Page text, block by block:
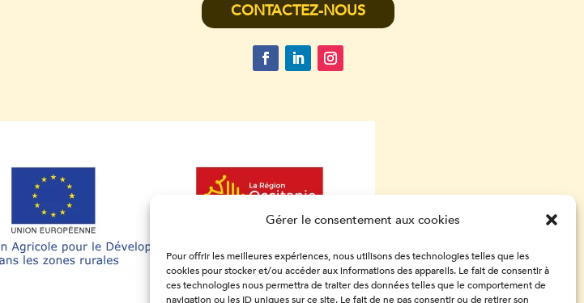
Gérer le consentement aux cookies
Pour offrir les meilleures expériences, nous utilisons des technologies telles que les
cookies pour stocker et/ou accéder aux informations des appareils. Le fait de consentir à
ces technologies nous permettra de traiter des données telles que le comportement de
navigation ou les ID uniques sur ce site. Le fait de ne pas consentir ou de retirer son
CONTACTEZ-NOUS